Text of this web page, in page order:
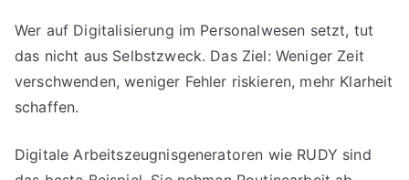
Wer auf Digitalisierung im Personalwesen setzt, tut
das nicht aus Selbstzweck. Das Ziel: Weniger Zeit
verschwenden, weniger Fehler riskieren, mehr Klarheit
schaffen.
Digitale Arbeitszeugnisgeneratoren wie RUDY sind